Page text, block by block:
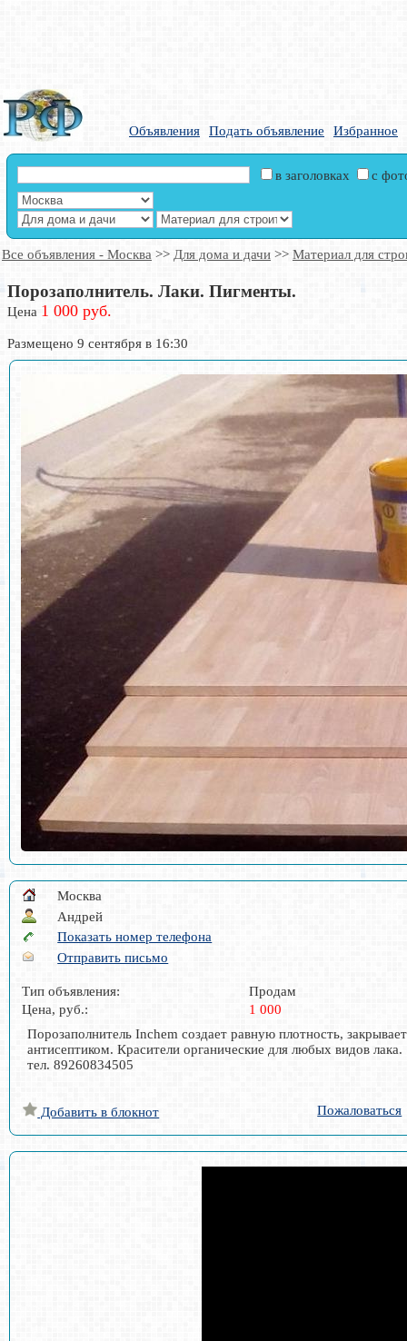
Объявления Подать объявление Избранное
в заголовках с
Все объявления - Москва >> Для дома и дачи >> Материал для
Порозаполнитель. Лаки. Пигменты.
Цена 1 000 руб.
Размещено 9 сентября в 16:30
Москва
Андрей
Показать номер телефона
Отправить письмо
Тип объявления:
Продам
Цена, руб.:
1 000
Порозаполнитель Inchem создает равную плотность,
антисептиком. Красители органические для любых видов лака.
тел. 89260834505
Добавить в блокнот Пожаловаться